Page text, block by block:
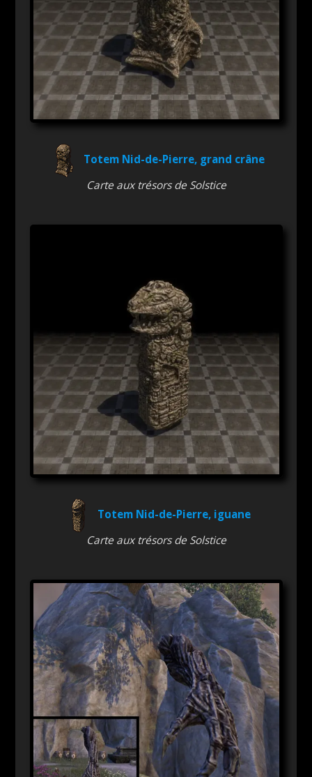
Totem Nid-de-Pierre, grand crâne
Carte aux trésors de Solstice
Totem Nid-de-Pierre, iguane
Carte aux trésors de Solstice